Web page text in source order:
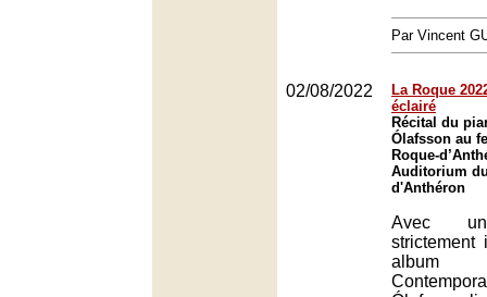
Par Vincent
02/08/2022
La Roque
éclairé
Récital du
Ólafsson au
Roque-
Auditorium
d'Anthéron
Avec un
strictement
album